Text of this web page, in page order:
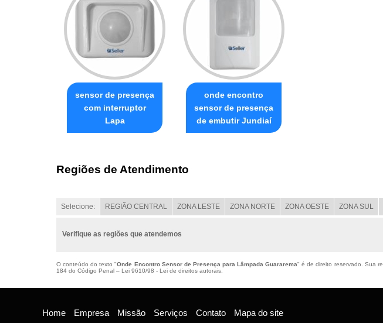
sensor de presença
com interruptor
Lapa
onde encontro
sensor de presença
de embutir Jundiaí
Regiões de Atendimento
Selecione: REGIÃO CENTRAL ZONA LESTE ZONA NORTE ZONA OESTE ZONA SUL
Verifique as regiões que atendemos
O conteúdo do texto "Onde Encontro Sensor de Presença para Lâmpada Guararema" é de direito reservado. Sua
184 do Código Penal – Lei 9610/98 - Lei de direitos autorais
Home Empresa Missão Serviços Contato Mapa do site